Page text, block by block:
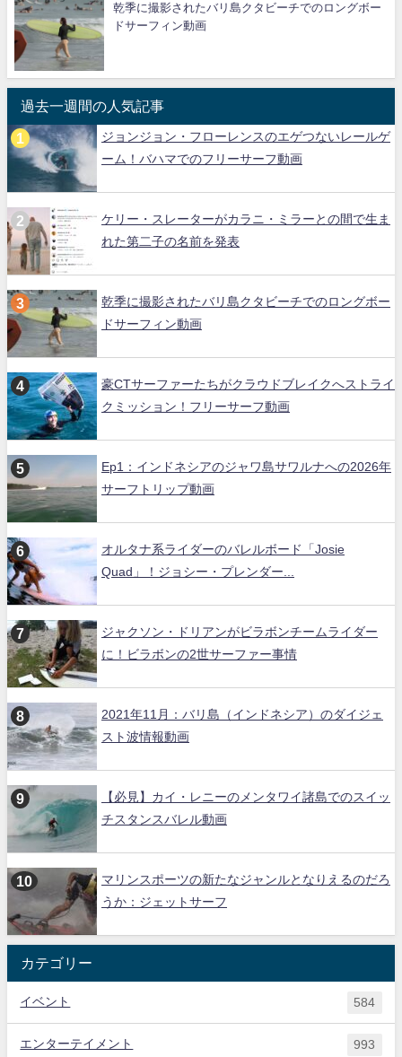
乾季に撮影されたバリ島クタビーチでのロングボー
ドサーフィン動画
過去一週間の人気記事
ジョンジョン・フローレンスのエゲつないレールゲ
ーム！バハマでのフリーサーフ動画
ケリー・スレーターがカラニ・ミラーとの間で生ま
れた第二子の名前を発表
乾季に撮影されたバリ島クタビーチでのロングボー
ドサーフィン動画
豪CTサーファーたちがクラウドブレイクへストライ
クミッション！フリーサーフ動画
Ep1：インドネシアのジャワ島サワルナへの2026年
サーフトリップ動画
オルタナ系ライダーのバレルボード「Josie
Quad」！ジョシー・プレンダー...
ジャクソン・ドリアンがビラボンチームライダー
に！ビラボンの2世サーファー事情
2021年11月：バリ島（インドネシア）のダイジェ
スト波情報動画
【必見】カイ・レニーのメンタワイ諸島でのスイッ
チスタンスバレル動画
マリンスポーツの新たなジャンルとなりえるのだろ
うか：ジェットサーフ
カテゴリー
イベント 584
エンターテイメント 993